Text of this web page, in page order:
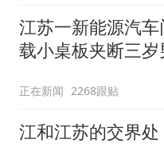
江苏一新能源汽车
载小桌板夹断三岁
正在新闻 2268跟贴
江和江苏的交界处